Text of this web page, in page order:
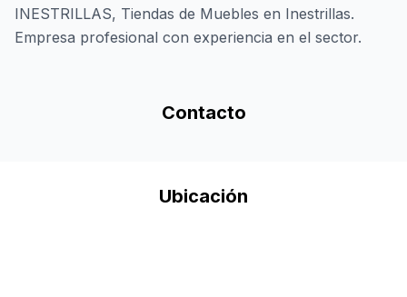
INESTRILLAS, Tiendas de Muebles en Inestrillas.
Empresa profesional con experiencia en el sector.
Contacto
Ubicación